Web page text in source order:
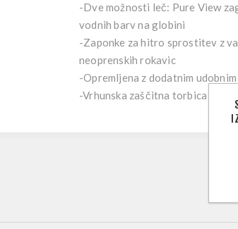
-Dve možnosti leč: Pure View
vodnih barv na globini
-Zaponke za hitro sprostitev z
neoprenskih rokavic
-Opremljena z dodatnim
-Vrhunska zaščitna torbica EVA z